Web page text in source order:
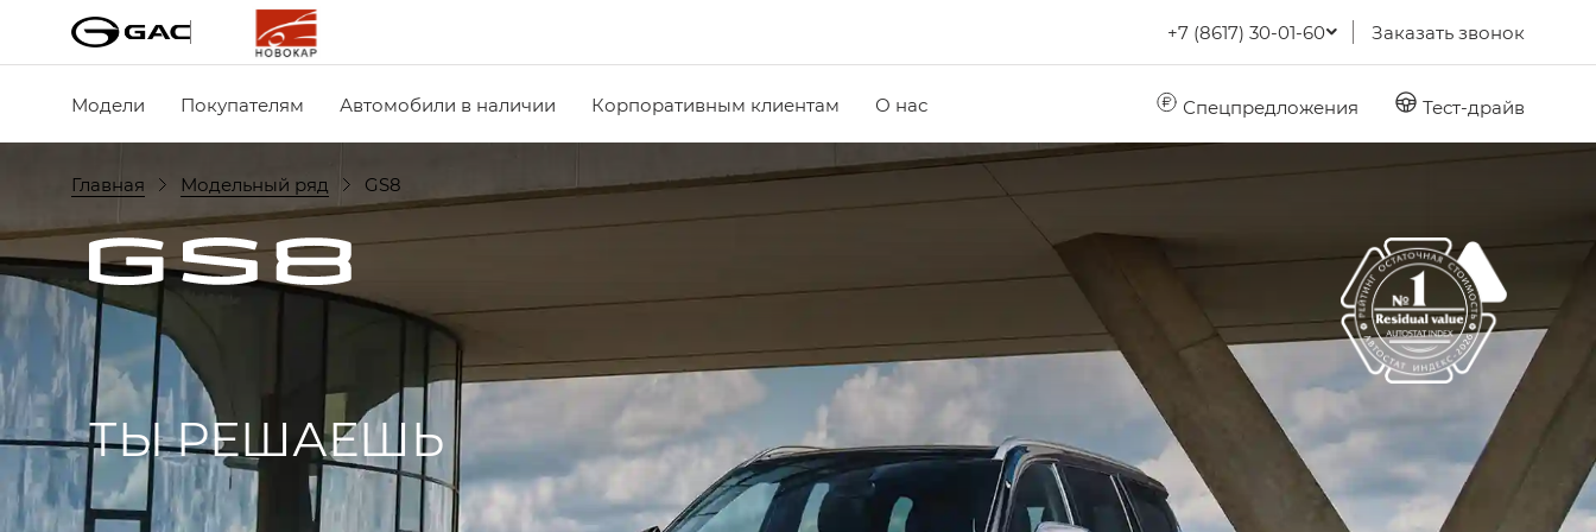
+7 (8617) 30-01-60 Заказать звонок
Модели Покупателям Автомобили в наличии Корпоративным клиентам О нас Спецпредложения Тест-драйв
Главная Модельный ряд GS8
ТЫ РЕШАЕШЬ